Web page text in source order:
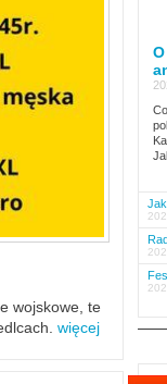
wojskowe, te
więcej